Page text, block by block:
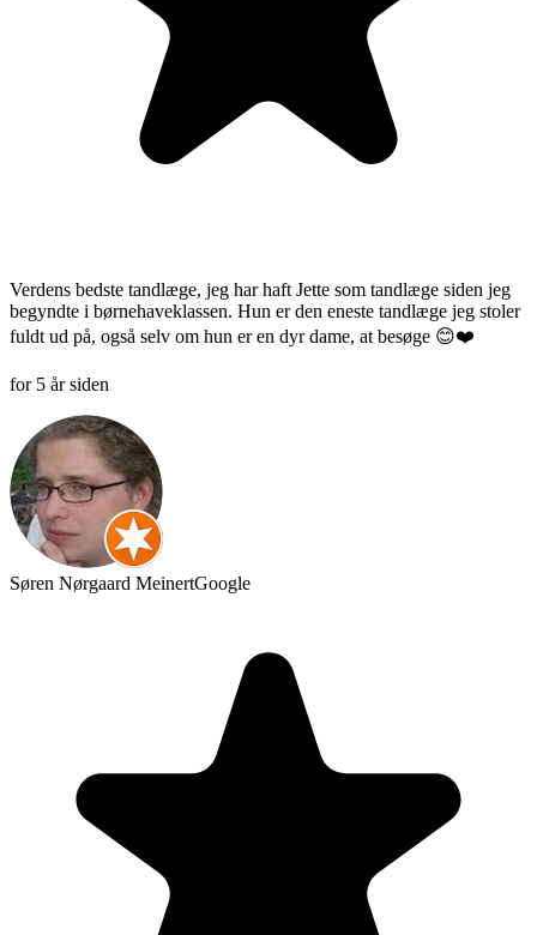
Verdens bedste tandlæge, jeg har haft Jette som tandlæge siden jeg
begyndte i børnehaveklassen. Hun er den eneste tandlæge jeg stoler
fuldt ud på, også selv om hun er en dyr dame, at besøge 😊❤️
for 5 år siden
Søren Nørgaard MeinertGoogle